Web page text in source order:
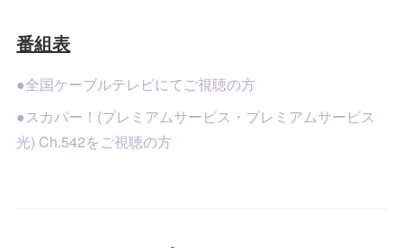
番組表
●全国ケーブルテレビにてご視聴の方
●スカパー！(プレミアムサービス・プレミアムサービス
光) Ch.542をご視聴の方